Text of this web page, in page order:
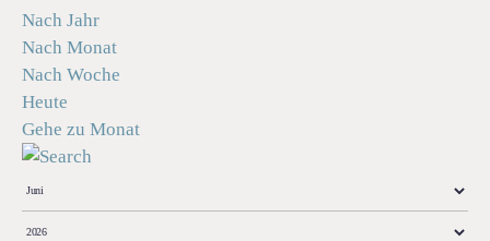
Nach Jahr
Nach Monat
Nach Woche
Heute
Gehe zu Monat